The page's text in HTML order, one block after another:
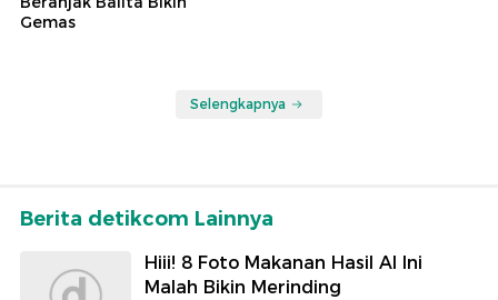
Gemas
Selengkapnya
Berita detikcom Lainnya
Hiii! 8 Foto Makanan Hasil AI Ini
Malah Bikin Merinding